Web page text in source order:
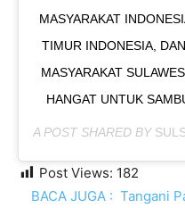
MASYARAKAT
TIMUR INDONESIA,
MASYARAKAT
HANGAT UNTUK
A POST SHARED BY
Post Views: 182
BACA JUGA : Tangani